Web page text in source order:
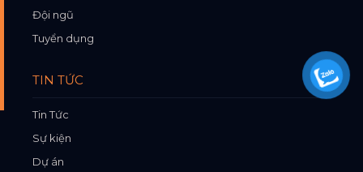
Đội ngũ
Tuyển dụng
TIN TỨC
Tin Tức
Sự kiện
Dự án